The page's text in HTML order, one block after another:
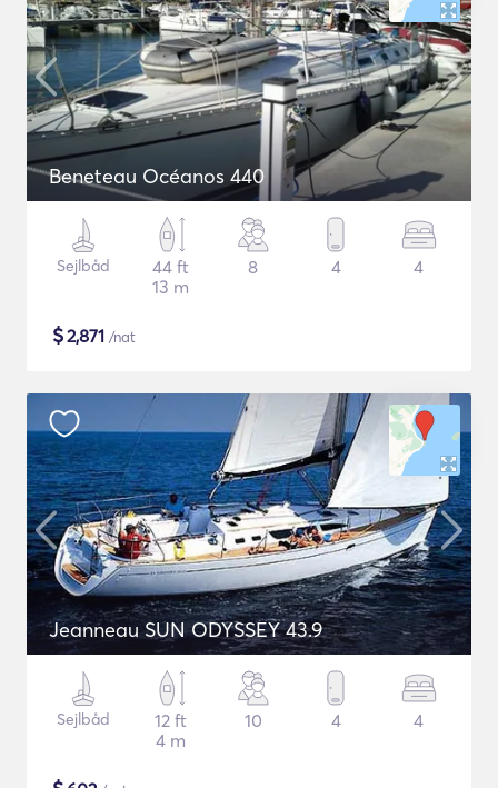
Beneteau Océanos 440
Sejlbåd
44 ft
13 m
8 4 4
$2,871 /nat
Jeanneau SUN ODYSSEY 43.9
Sejlbåd
12 ft
4 m
10 4 4